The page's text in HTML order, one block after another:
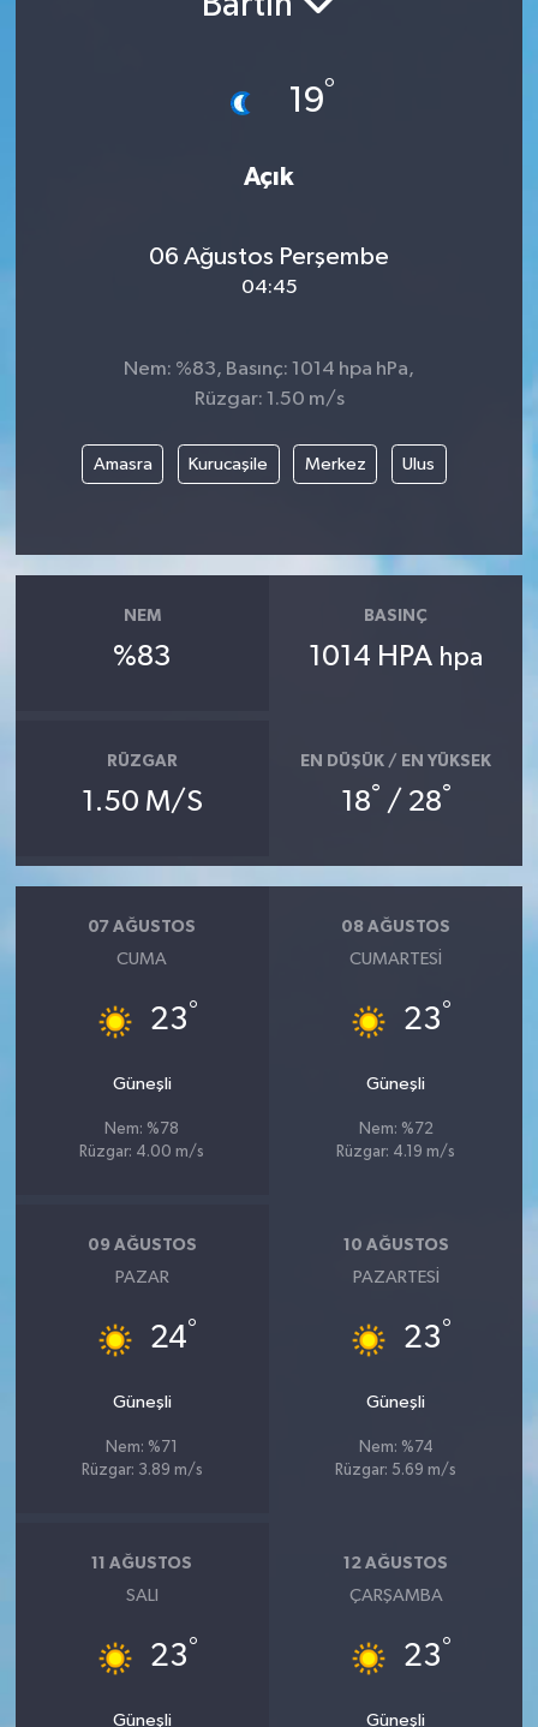
19°
Açık
06 Ağustos Perşembe
04:45
Nem: %83, Basınç: 1014 hpa hPa,
Rüzgar: 1.50 m/s
Amasra Kurucaşile Merkez Ulus
NEM
%83
BASINÇ
1014 HPA hpa
RÜZGAR
1.50 M/S
EN DÜŞÜK / EN YÜKSEK
18° / 28°
07 AĞUSTOS
CUMA
23°
Güneşli
Nem: %78
Rüzgar: 4.00 m/s
08 AĞUSTOS
CUMARTESI
23°
Güneşli
Nem: %72
Rüzgar: 4.19 m/s
09 AĞUSTOS
PAZAR
24°
Güneşli
Nem: %71
Rüzgar: 3.89 m/s
10 AĞUSTOS
PAZARTESI
23°
Güneşli
Nem: %74
Rüzgar: 5.69 m/s
11 AĞUSTOS
SALI
23°
Güneşli
12 AĞUSTOS
ÇARŞAMBA
23°
Güneşli